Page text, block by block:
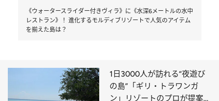
《ウォータースライダー付きヴィラ》に《水深6メートルの水中
レストラン》！ 進化するモルディブリゾートで人気のアイテム
を揃えた島は？
1日3000人が訪れる“夜遊び
の島”「ギリ・トラワンガ
ン」リゾートのプロが提案す